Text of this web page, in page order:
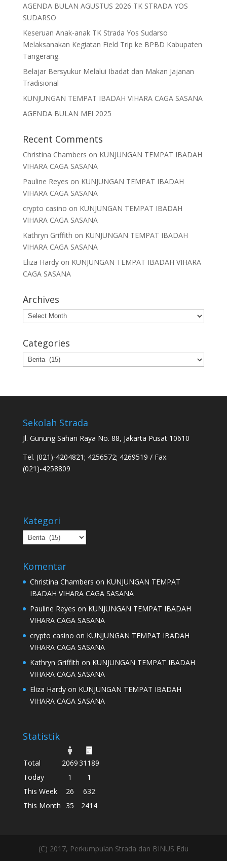
AGENDA BULAN AGUSTUS 2026 TK STRADA YOS
SUDARSO
Keseruan Anak-anak TK Strada Yos Sudarso
Melaksanakan Kegiatan Field Trip ke BPBD Kabupaten
Tangerang.
Belajar Bersyukur Melalui Ibadat dan Makan Jajanan
Tradisional
KUNJUNGAN TEMPAT IBADAH VIHARA CAGA SASANA
AGENDA BULAN MEI 2025
Recent Comments
Christina Chambers on KUNJUNGAN TEMPAT IBADAH
VIHARA CAGA SASANA
Pauline Reyes on KUNJUNGAN TEMPAT IBADAH
VIHARA CAGA SASANA
crypto casino on KUNJUNGAN TEMPAT IBADAH
VIHARA CAGA SASANA
Kathryn Griffith on KUNJUNGAN TEMPAT IBADAH
VIHARA CAGA SASANA
Eliza Hardyon KUNJUNGAN TEMPAT IBADAH VIHARA
CAGA SASANA
Archives
Archives
Categories
Categories
Sekolah Strada
Jl. Gunung Sahari Raya No. 88, Jakarta Pusat 10610
Tel. (021)-4204821; 4256572; 4269519 / Fax.
(021)-4258809
Kategori
Kategori
Komentar
Christina Chambers on KUNJUNGAN TEMPAT
IBADAH VIHARA CAGA SASANA
Pauline Reyes on KUNJUNGAN TEMPAT IBADAH
VIHARA CAGA SASANA
crypto casino on KUNJUNGAN TEMPAT IBADAH
VIHARA CAGA SASANA
Kathryn Griffith on KUNJUNGAN TEMPAT IBADAH
VIHARA CAGA SASANA
Eliza Hardyon KUNJUNGAN TEMPAT IBADAH
VIHARA CAGA SASANA
Statistik
Total 206931189
Today
1
1
This Week
26
632
This Month 35 2414
(C) 2017, Perkumpulan Strada dan BINUS Edu